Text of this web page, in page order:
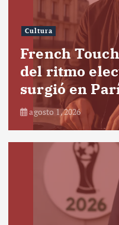
Cultura
French
del ritmo
surgió en
agosto 1, 2026